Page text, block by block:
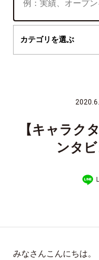
【キャラク
ンタ
みなさんこんにちは。